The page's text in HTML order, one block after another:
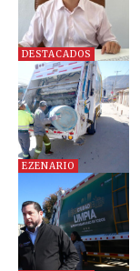
DESTACADOS
EZENARIO